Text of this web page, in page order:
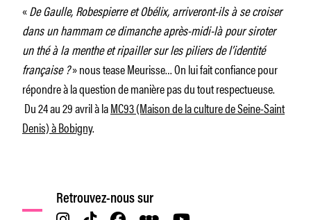
«De Gaulle, Robespierre et Obélix, arriveront-ils à se croiser
dans un hammam ce dimanche après-midi-là pour siroter
un thé à la menthe et ripailler sur les piliers de l’identité
française ?» nous tease Meurisse… On lui fait confiance pour
répondre à la question de manière pas du tout respectueuse.
Du 24 au 29 avril à laMC93 (Maison de la culture de Seine-Saint
Denis) à Bobigny.
Retrouvez-nous sur